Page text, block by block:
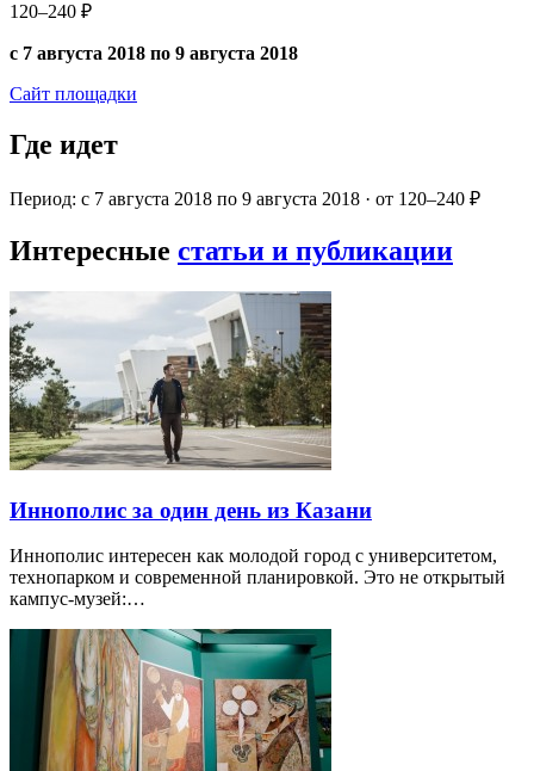
120–240 ₽
с 7 августа 2018 по 9 августа 2018
Сайт площадки
Где идет
Период: с 7 августа 2018 по 9 августа 2018 · от 120–240 ₽
Интересные статьи и публикации
Иннополис за один день из Казани
Иннополис интересен как молодой город с университетом,
технопарком и современной планировкой. Это не открытый
кампус-музей:…